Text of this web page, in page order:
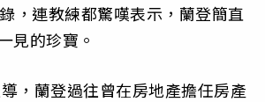
，連教練都驚嘆表示，蘭登簡直
見的珍寶。
，蘭登過往曾在房地產擔任房產